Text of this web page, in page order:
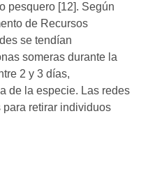
pesquero [12]. Según
de Recursos
se tendían
someras durante la
2 y 3 días,
de la especie. Las redes
retirar individuos